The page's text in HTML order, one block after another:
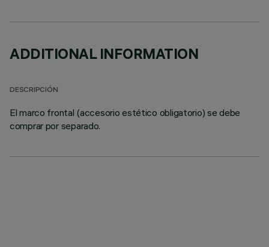
ADDITIONAL INFORMATION
DESCRIPCIÓN
El marco frontal (accesorio estético obligatorio) se debe
comprar por separado.